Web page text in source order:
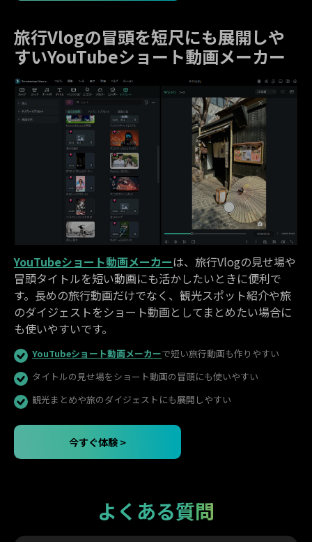
旅行Vlogの冒頭を短尺にも展開しや
すいYouTubeショート動画メーカー
YouTubeショート動画メーカーは、旅行Vlogの見せ場や
冒頭タイトルを短い動画にも活かしたいときに便利で
す。長めの旅行動画だけでなく、観光スポット紹介や旅
のダイジェストをショート動画としてまとめたい場合に
も使いやすいです。
YouTubeショート動画メーカーで短い旅行動画も作りやすい
タイトルの見せ場をショート動画の冒頭にも使いやすい
観光まとめや旅のダイジェストにも展開しやすい
今すぐ体験 >
よくある質問